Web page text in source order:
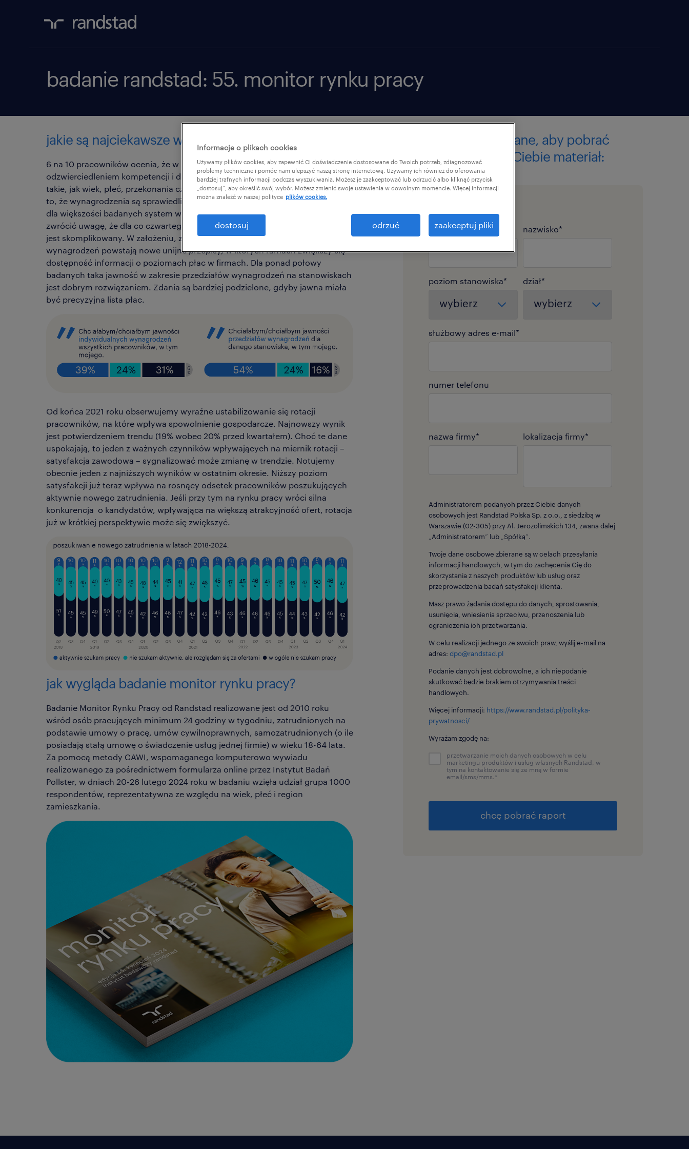
badanie randstad: 55. monitor rynku pracy
jakie są najciekawsze wnioski z 55. edycji badania?
6 na 10 pracowników ocenia, że w ich miejscach pracy wynagrodzenie jest
odzwierciedleniem kompetencji i dla jego poziomu nie mają znaczenia czynniki
takie, jak wiek, płeć, przekonania czy preferencje. Nie zawsze jednak oznacza
to, że wynagrodzenia są sprawiedliwe – uważają respondenci. Jednocześnie
dla większości badanych system wynagradzania jest klarowny. Warto jednak
zwrócić uwagę, że dla co czwartego przedstawiciela pokolenia Z ten system
jest skomplikowany. W założeniu, z myślą o sprawiedliwości i klarowności
wynagrodzeń powstają nowe unijne przepisy, w których ramach zwiększy się
dostępność informacji o poziomach płac w firmach. Dla ponad połowy
badanych taka jawność w zakresie przedziałów wynagrodzeń na stanowiskach
jest dobrym rozwiązaniem. Zdania są bardziej podzielone, gdyby jawna miała
być precyzyjna lista płac.
Od końca 2021 roku obserwujemy wyraźne ustabilizowanie się rotacji
pracowników, na które wpływa spowolnienie gospodarcze. Najnowszy wynik
jest potwierdzeniem trendu (19% wobec 20% przed kwartałem). Choć te dane
uspokajają, to jeden z ważnych czynników wpływających na miernik rotacji –
satysfakcja zawodowa – sygnalizować może zmianę w trendzie. Notujemy
obecnie jeden z najniższych wyników w ostatnim okresie. Niższy poziom
satysfakcji już teraz wpływa na rosnący odsetek pracowników poszukujących
aktywnie nowego zatrudnienia. Jeśli przy tym na rynku pracy wróci silna
konkurencja o kandydatów, wpływająca na większą atrakcyjność ofert, rotacja
już w krótkiej perspektywie może się zwiększyć.
jak wygląda badanie monitor rynku pracy?
Badanie Monitor Rynku Pracy od Randstad realizowane jest od 2010 roku
wśród osób pracujących minimum 24 godziny w tygodniu, zatrudnionych na
podstawie umowy o pracę, umów cywilnoprawnych, samozatrudnionych (o ile
posiadają stałą umowę o świadczenie usług jednej firmie) w wieku 18-64 lata.
Za pomocą metody CAWI, wspomaganego komputerowo wywiadu
realizowanego za pośrednictwem formularza online przez Instytut Badań
Pollster, w dniach 20-26 lutego 2024 roku w badaniu wzięła udział grupa 1000
respondentów, reprezentatywna ze względu na wiek, płeć i region
zamieszkania.
wprowadź swoje dane, aby pobrać
przygotowany dla Ciebie materiał:
imię* nazwisko*
poziom stanowiska* dział*
służbowy adres e-mail*
numer telefonu
nazwa firmy* lokalizacja firmy*
Administratorem podanych przez Ciebie danych
osobowych jest Randstad Polska Sp. z o.o., z siedzibą w
Warszawie (02-305) przy Al. Jerozolimskich 134, zwana dalej
„Administratorem” lub „Spółką”.
Twoje dane osobowe zbierane są w celach przesyłania
informacji handlowych, w tym do zachęcenia Cię do
skorzystania z naszych produktów lub usług oraz
przeprowadzenia badań satysfakcji klienta.
Masz prawo żądania dostępu do danych, sprostowania,
usunięcia, wniesienia sprzeciwu, przenoszenia lub
ograniczenia ich przetwarzania.
W celu realizacji jednego ze swoich praw, wyślij e-mail na
adres:dpo@randstad.pl
Podanie danych jest dobrowolne, a ich niepodanie
skutkować będzie brakiem otrzymywania treści
handlowych.
Więcej informacji: https://www.randstad.pl/polityka-
prywatnosci/
Wyrażam zgodę na:
przetwarzanie moich danych osobowych w celu
marketingu produktów i usług własnych Randstad, w
tym na kontaktowanie się ze mną w formie
email/sms/mms. *
Informacje o plikach cookies
Używamy plików cookies, aby zapewnić Ci doświadczenie dostosowane do Twoich potrzeb, zdiagnozować
problemy techniczne i pomóc nam ulepszyć naszą stronę internetową. Używamy ich również do oferowania
bardziej trafnych informacji podczas wyszukiwania. Możesz je zaakceptować lub odrzucić albo kliknąć przycisk
„dostosuj”, aby określić swój wybór. Możesz zmienić swoje ustawienia w dowolnym momencie. Więcej informacji
można znaleźć w naszej polityce plików cookies.
dostosuj odrzuć zaakceptuj pliki